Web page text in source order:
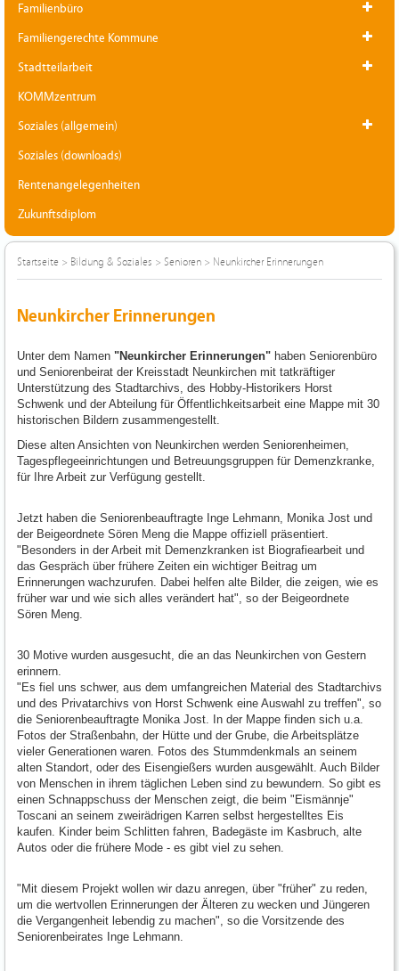
Familienbüro
Familiengerechte Kommune
Stadtteilarbeit
KOMMzentrum
Soziales (allgemein)
Soziales (downloads)
Rentenangelegenheiten
Zukunftsdiplom
Startseite > Bildung & Soziales > Senioren > Neunkircher Erinnerungen
Neunkircher Erinnerungen
Unter dem Namen "Neunkircher Erinnerungen" haben Seniorenbüro
und Seniorenbeirat der Kreisstadt Neunkirchen mit tatkräftiger
Unterstützung des Stadtarchivs, des Hobby-Historikers Horst
Schwenk und der Abteilung für Öffentlichkeitsarbeit eine Mappe mit 30
historischen Bildern zusammengestellt.
Diese alten Ansichten von Neunkirchen werden Seniorenheimen,
Tagespflegeeinrichtungen und Betreuungsgruppen für Demenzkranke,
für Ihre Arbeit zur Verfügung gestellt.
Jetzt haben die Seniorenbeauftragte Inge Lehmann, Monika Jost und
der Beigeordnete Sören Meng die Mappe offiziell präsentiert.
"Besonders in der Arbeit mit Demenzkranken ist Biografiearbeit und
das Gespräch über frühere Zeiten ein wichtiger Beitrag um
Erinnerungen wachzurufen. Dabei helfen alte Bilder, die zeigen, wie es
früher war und wie sich alles verändert hat", so der Beigeordnete
Sören Meng.
30 Motive wurden ausgesucht, die an das Neunkirchen von Gestern
erinnern.
"Es fiel uns schwer, aus dem umfangreichen Material des Stadtarchivs
und des Privatarchivs von Horst Schwenk eine Auswahl zu treffen", so
die Seniorenbeauftragte Monika Jost. In der Mappe finden sich u.a.
Fotos der Straßenbahn, der Hütte und der Grube, die Arbeitsplätze
vieler Generationen waren. Fotos des Stummdenkmals an seinem
alten Standort, oder des Eisengießers wurden ausgewählt. Auch Bilder
von Menschen in ihrem täglichen Leben sind zu bewundern. So gibt es
einen Schnappschuss der Menschen zeigt, die beim "Eismännje"
Toscani an seinem zweirädrigen Karren selbst hergestelltes Eis
kaufen. Kinder beim Schlitten fahren, Badegäste im Kasbruch, alte
Autos oder die frühere Mode - es gibt viel zu sehen.
"Mit diesem Projekt wollen wir dazu anregen, über "früher" zu reden,
um die wertvollen Erinnerungen der Älteren zu wecken und Jüngeren
die Vergangenheit lebendig zu machen", so die Vorsitzende des
Seniorenbeirates Inge Lehmann.